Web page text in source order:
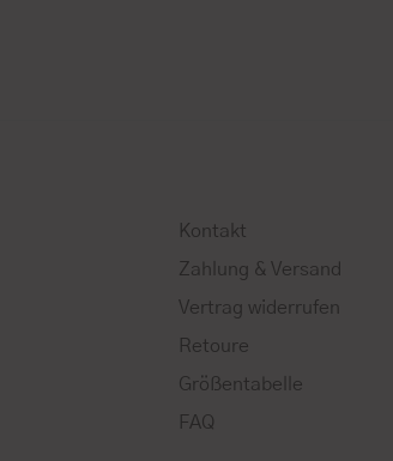
Kontakt
Zahlung & Versand
Vertrag widerrufen
Retoure
Größentabelle
FAQ